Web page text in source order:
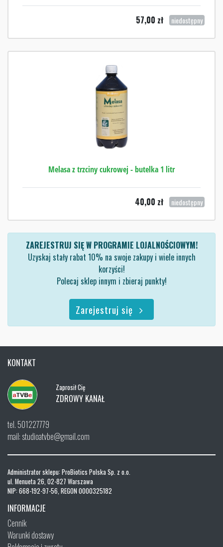
57,00 zł niedostępny
Melasa z trzciny cukrowej - butelka 1 litr
40,00 zł niedostępny
ZAREJESTRUJ SIĘ W PROGRAMIE LOJALNOŚCIOWYM!
Uzyskaj stały rabat 10% na swoje zakupy i wiele innych
korzyści!
Polecaj sklep innym i zbieraj punkty!
Zarejestruj się
KONTAKT
Zaprosił Cię
ZDROWY KANAŁ
tel. 501227779
mail: studioatvbe@gmail.com
Administrator sklepu: ProBiotics Polska Sp. z o.o.
ul. Menueta 26, 02-827 Warszawa
NIP: 668-192-97-56, REGON 0000325182
INFORMACJE
Cennik
Warunki dostawy